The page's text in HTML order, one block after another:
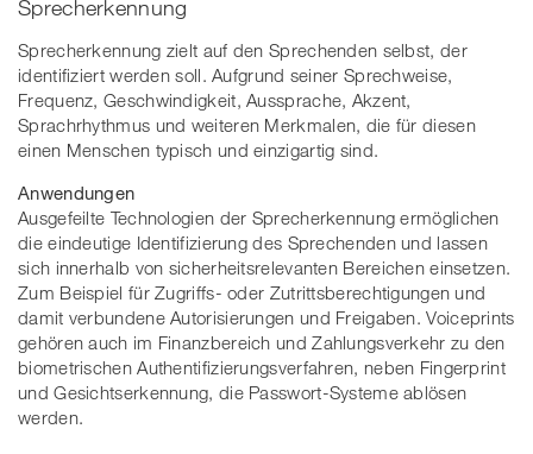
Sprecherkennung
Sprecherkennung zielt auf den Sprechenden selbst, der
identifiziert werden soll. Aufgrund seiner Sprechweise,
Frequenz, Geschwindigkeit, Aussprache, Akzent,
Sprachrhythmus und weiteren Merkmalen, die für diesen
einen Menschen typisch und einzigartig sind.
Anwendungen
Ausgefeilte Technologien der Sprecherkennung ermöglichen
die eindeutige Identifizierung des Sprechenden und lassen
sich innerhalb von sicherheitsrelevanten Bereichen einsetzen.
Zum Beispiel für Zugriffs- oder Zutrittsberechtigungen und
damit verbundene Autorisierungen und Freigaben. Voiceprints
gehören auch im Finanzbereich und Zahlungsverkehr zu den
biometrischen Authentifizierungsverfahren, neben Fingerprint
und Gesichtserkennung, die Passwort-Systeme ablösen
werden.